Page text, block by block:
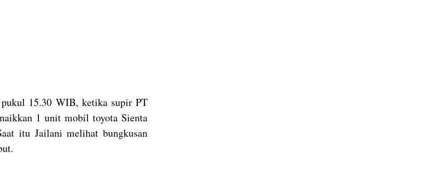
15.30 WIB, ketika supir PT
1 unit mobil toyota Sienta
itu Jailani melihat bungkusan